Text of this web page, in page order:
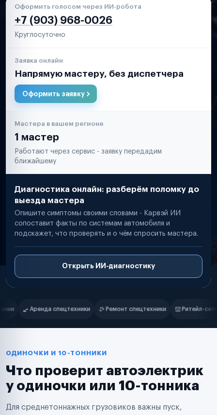
Оформить голосом через ИИ-робота
+7 (903) 968-0026
Круглосуточно
Заявка онлайн
Напрямую мастеру, без диспетчера
Оформить заявку
Мастера в вашем регионе
1 мастер
Работают через сервис - заявку передадим
ближайшему
Диагностика онлайн: разберём поломку до
выезда мастера
Опишите симптомы своими словами - Карвэй ИИ
сопоставит факты по системам автомобиля и
подскажет, что проверять и о чём спросить мастера.
Открыть ИИ-диагностику
Нам доверяют
Ремонт спецтехники Ритейл-сети Управляющие компании
Маркетплейсы
Таксопарки
Автодилеры
Поставщики запчастей
Аренда спецтехники
ОДИНОЧКИ И 10-ТОННИКИ
Что проверит автоэлектрик
у одиночки или 10-тонника
Для среднетоннажных грузовиков важны пуск,